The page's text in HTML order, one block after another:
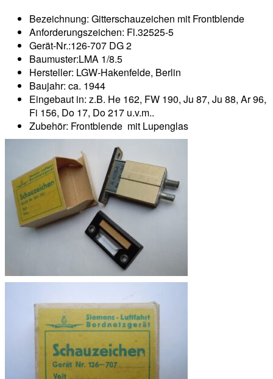
Bezeichnung: Gitterschauzeichen mit Frontblende
Anforderungszeichen: Fl.32525-5
Gerät-Nr.:126-707 DG 2
Baumuster:LMA 1/8.5
Hersteller: LGW-Hakenfelde, Berlin
Baujahr: ca. 1944
Eingebaut in: z.B. He 162, FW 190, Ju 87, Ju 88, Ar 96,
Fi 156, Do 17, Do 217 u.v.m..
Zubehör: Frontblende mit Lupenglas